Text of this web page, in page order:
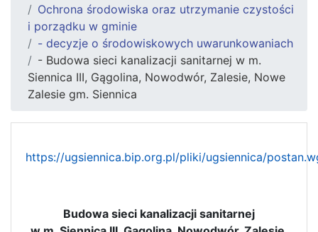
Ochrona środowiska oraz utrzymanie czystości
i porządku w gminie
- decyzje o środowiskowych uwarunkowaniach
- Budowa sieci kanalizacji sanitarnej w m.
Siennica III, Gągolina, Nowodwór, Zalesie, Nowe
Zalesie gm. Siennica
https://ugsiennica.bip.org.pl/pliki/ugsiennica/
Budowa sieci kanalizacji sanitarnej